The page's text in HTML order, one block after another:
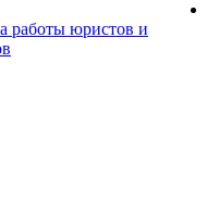
работы юристов и